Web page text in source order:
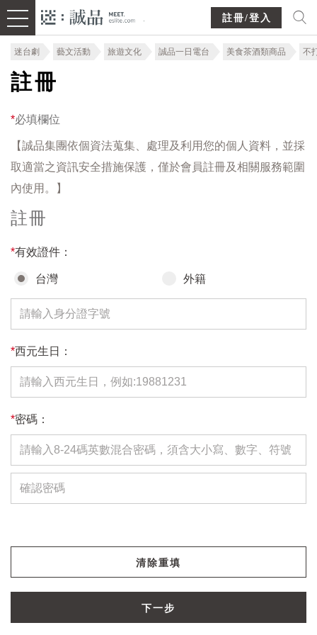
註冊/登入
迷台劇 藝文活動 旅遊文化 誠品一日電台 美食茶酒類商品 不
註冊
*必填欄位
【誠品集團依個資法蒐集、處理及利用您的個人資料，並採
取適當之資訊安全措施保護，僅於會員註冊及相關服務範圍
內使用。】
註冊
*有效證件：
台灣 外籍
*西元生日：
*密碼：